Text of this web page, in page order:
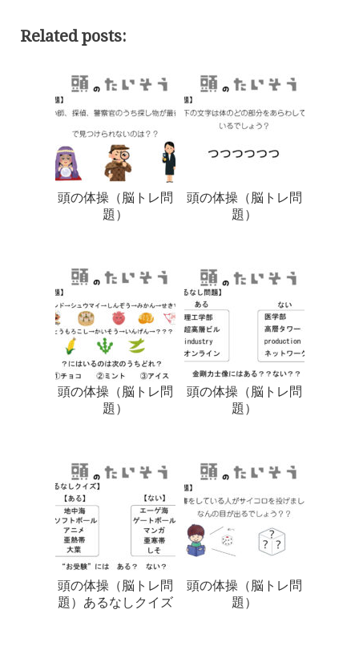
Related posts:
頭の体操（脳トレ問
題）
頭の体操（脳トレ問
題）
頭の体操（脳トレ問
題）
頭の体操（脳トレ問
題）
頭の体操（脳トレ問
題）あるなしクイズ
頭の体操（脳トレ問
題）